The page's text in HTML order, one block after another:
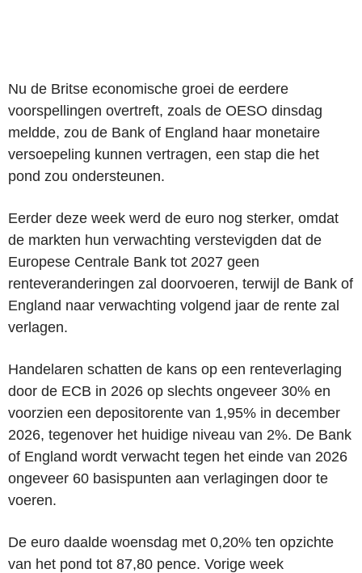
Nu de Britse economische groei de eerdere
voorspellingen overtreft, zoals de OESO dinsdag
meldde, zou de Bank of England haar monetaire
versoepeling kunnen vertragen, een stap die het
pond zou ondersteunen.
Eerder deze week werd de euro nog sterker, omdat
de markten hun verwachting verstevigden dat de
Europese Centrale Bank tot 2027 geen
renteveranderingen zal doorvoeren, terwijl de Bank of
England naar verwachting volgend jaar de rente zal
verlagen.
Handelaren schatten de kans op een renteverlaging
door de ECB in 2026 op slechts ongeveer 30% en
voorzien een depositorente van 1,95% in december
2026, tegenover het huidige niveau van 2%. De Bank
of England wordt verwacht tegen het einde van 2026
ongeveer 60 basispunten aan verlagingen door te
voeren.
De euro daalde woensdag met 0,20% ten opzichte
van het pond tot 87,80 pence. Vorige week